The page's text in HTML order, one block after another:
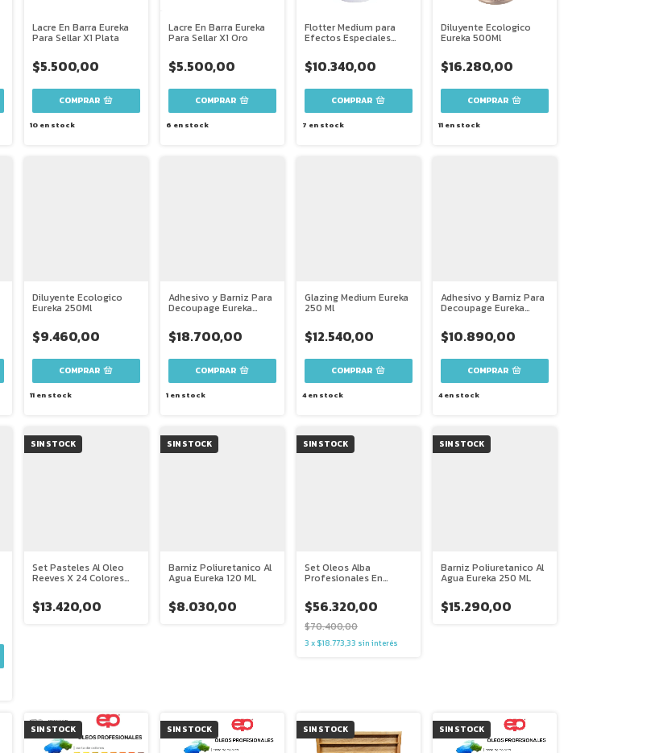
Lacre En Barra Eureka
Para Sellar X1 Plata
$5.500,00
10en stock
Lacre En Barra Eureka
Para Sellar X1 Oro
$5.500,00
6 en stock
Flotter Medium para
Efectos Especiales
$10.340,00
7 en stock
Diluyente Ecologico
Eureka 500Ml
$16.280,00
11en stock
Diluyente Ecologico
Eureka 250Ml
$9.460,00
11en stock
Adhesivo y Barniz Para
Decoupage Eureka
$18.700,00
1en stock
Glazing Medium Eureka
250 Ml
$12.540,00
4en stock
Adhesivo y Barniz Para
Decoupage Eureka
$10.890,00
4en stock
SIN STOCK
Set Pasteles Al Oleo
Reeves X 24 Colores
$13.420,00
SIN STOCK
Barniz Poliuretanico Al
Agua Eureka 120 ML
$8.030,00
SIN STOCK
Set Oleos Alba
Profesionales En
$56.320,00
$70.400,00
3 x $18.773,33 sin interés
SIN STOCK
Barniz Poliuretanico Al
Agua Eureka 250 ML
$15.290,00
SIN STOCK SIN STOCK SIN STOCK SIN STOCK